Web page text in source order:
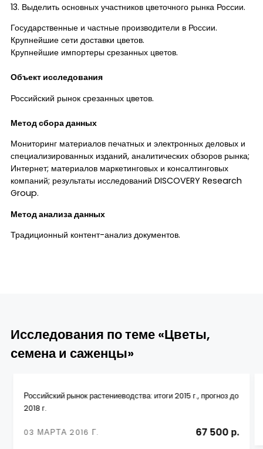
13. Выделить основных участников цветочного рынка России.
Государственные и частные производители в России.
Крупнейшие сети доставки цветов.
Крупнейшие импортеры срезанных цветов.
Объект исследования
Российский рынок срезанных цветов.
Метод сбора данных
Мониторинг материалов печатных и электронных деловых и
специализированных изданий, аналитических обзоров рынка;
Интернет; материалов маркетинговых и консалтинговых
компаний; результаты исследований DISCOVERY Research
Group.
Метод анализа данных
Традиционный контент-анализ документов.
Исследования по теме «Цветы,
семена и саженцы»
Российский рынок растениеводства: итоги 2015 г., прогноз до
2018 г.
03 МАРТА 2016 Г. 67 500 р.